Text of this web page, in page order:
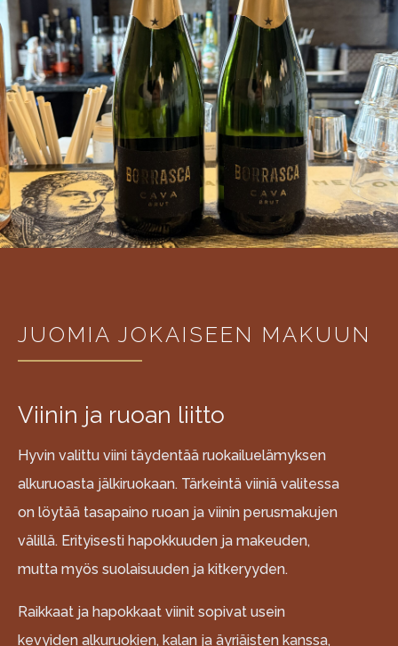
JUOMIA JOKAISEEN MAKUUN
Viinin ja ruoan liitto
Hyvin valittu viini täydentää ruokailuelämyksen
alkuruoasta jälkiruokaan. Tärkeintä viiniä valitessa
on löytää tasapaino ruoan ja viinin perusmakujen
välillä. Erityisesti hapokkuuden ja makeuden,
mutta myös suolaisuuden ja kitkeryyden.
Raikkaat ja hapokkaat viinit sopivat usein
kevyiden alkuruokien, kalan ja äyriäisten kanssa,